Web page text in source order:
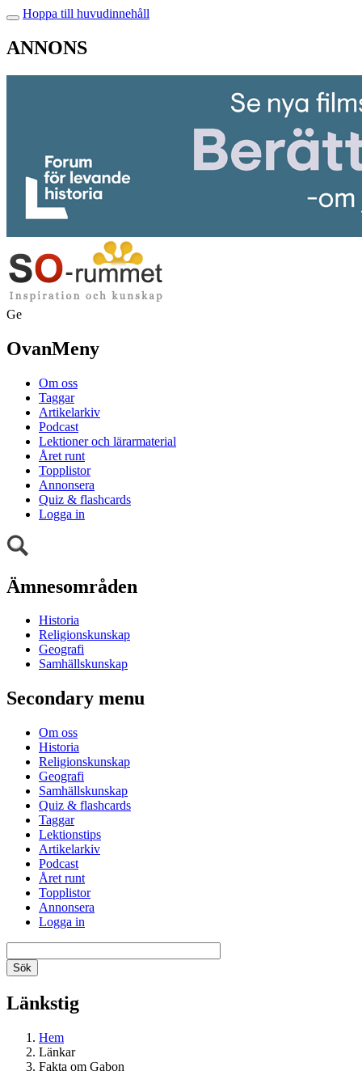
Hoppa till huvudinnehåll
ANNONS
Ge
OvanMeny
Om oss
Taggar
Artikelarkiv
Podcast
Lektioner och lärarmaterial
Året runt
Topplistor
Annonsera
Quiz & flashcards
Logga in
Ämnesområden
Historia
Religionskunskap
Geografi
Samhällskunskap
Secondary menu
Om oss
Historia
Religionskunskap
Geografi
Samhällskunskap
Quiz & flashcards
Taggar
Lektionstips
Artikelarkiv
Podcast
Året runt
Topplistor
Annonsera
Logga in
Länkstig
Hem
Länkar
Fakta om Gabon